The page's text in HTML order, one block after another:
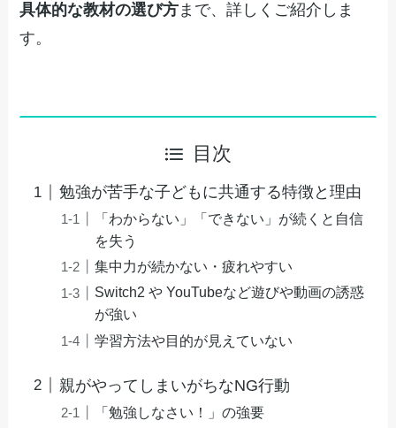
具体的な教材の選び方まで、詳しくご紹介しま
す。
目次
勉強が苦手な子どもに共通する特徴と理由
「わからない」「できない」が続くと自信
を失う
集中力が続かない・疲れやすい
Switch2 や YouTubeなど遊びや動画の誘惑
が強い
学習方法や目的が見えていない
親がやってしまいがちなNG行動
「勉強しなさい！」の強要